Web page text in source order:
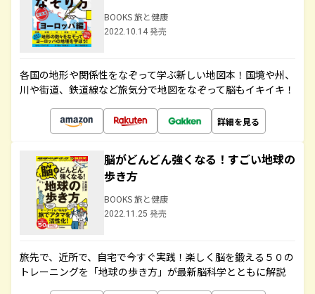
BOOKS 旅と健康
2022.10.14 発売
各国の地形や関係性をなぞって学ぶ新しい地図本！国境や州、
川や街道、鉄道線など旅気分で地図をなぞって脳もイキイキ！
詳細を見る
脳がどんどん強くなる！すごい地球の
歩き方
BOOKS 旅と健康
2022.11.25 発売
旅先で、近所で、自宅で今すぐ実践！楽しく脳を鍛える５０の
トレーニングを「地球の歩き方」が最新脳科学とともに解説